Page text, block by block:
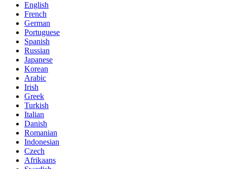
English
French
German
Portuguese
Spanish
Russian
Japanese
Korean
Arabic
Irish
Greek
Turkish
Italian
Danish
Romanian
Indonesian
Czech
Afrikaans